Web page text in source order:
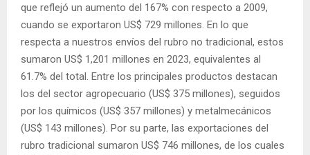
que reflejó un aumento del 167% con respecto a 2009,
cuando se exportaron US$ 729 millones. En lo que
respecta a nuestros envíos del rubro no tradicional, estos
sumaron US$ 1,201 millones en 2023, equivalentes al
61.7% del total. Entre los principales productos destacan
los del sector agropecuario (US$ 375 millones), seguidos
por los químicos (US$ 357 millones) y metalmecánicos
(US$ 143 millones). Por su parte, las exportaciones del
rubro tradicional sumaron US$ 746 millones, de los cuales